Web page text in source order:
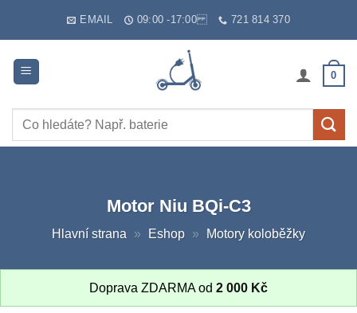
EMAIL 09:00 -17:00 721 814 370
0
Hledat:
Motor Niu BQi-C3
Hlavní strana » Eshop » Motory koloběžky
Doprava ZDARMA od 2 000 Kč